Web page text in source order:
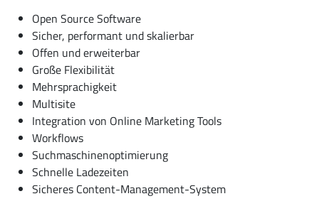
Open Source Software
Sicher, performant und skalierbar
Offen und erweiterbar
Große Flexibilität
Mehrsprachigkeit
Multisite
Integration von Online Marketing Tools
Workflows
Suchmaschinenoptimierung
Schnelle Ladezeiten
Sicheres Content-Management-System